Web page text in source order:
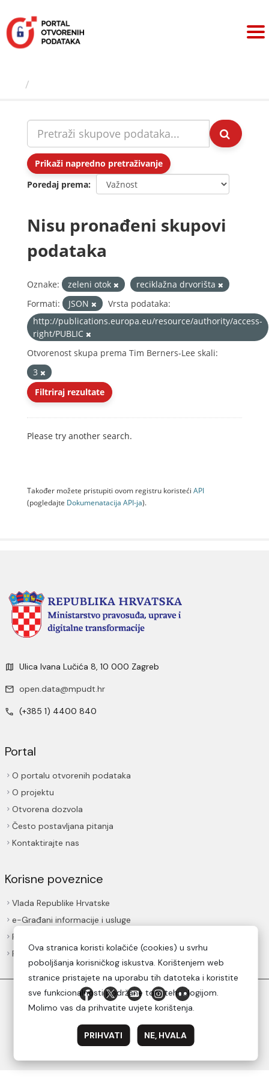
sadržaj
Prikaži napredno pretraživanje
Poredaj prema
Nisu pronađeni skupovi
podataka
Oznake: zeleni otok
reciklažna drvorišta
Formati:
JSON
Vrsta podataka:
http://publications.europa.eu/resource/authority/access-
right/PUBLIC
Otvorenost skupa prema Tim Berners-Lee skali:
3
Filtriraj rezultate
Please try another search.
Također možete pristupiti ovom registru koristeći API
(pogledajte Dokumenаtаcijа API-jа).